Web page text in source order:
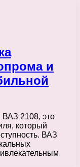
и
ВАЗ 2108, это
который
ВАЗ